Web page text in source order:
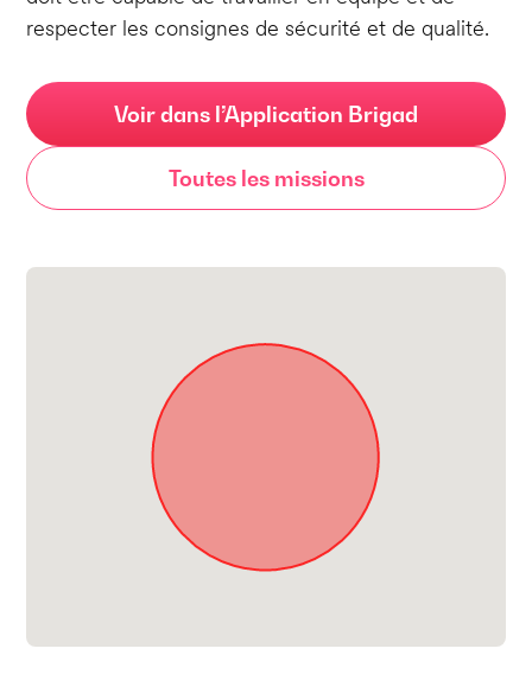
respecter les consignes de sécurité et de qualité.
Voir dans l’Application Brigad
Toutes les missions